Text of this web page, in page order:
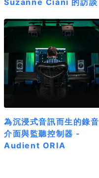
Suzanne Ciani 的訪談
為沉浸式音訊而生的錄音
介面與監聽控制器 -
Audient ORIA